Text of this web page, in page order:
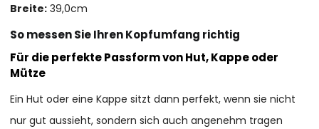
Breite: 39,0cm
So messen Sie Ihren Kopfumfang richtig
Für die perfekte Passform von Hut, Kappe oder
Mütze
Ein Hut oder eine Kappe sitzt dann perfekt, wenn sie nicht
nur gut aussieht, sondern sich auch angenehm tragen